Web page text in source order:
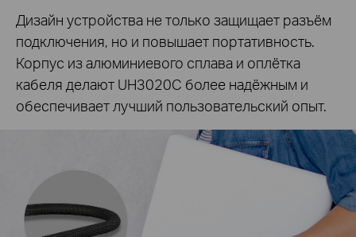
Дизайн устройства не только защищает разъём
подключения, но и повышает портативность.
Корпус из алюминиевого сплава и оплётка
кабеля делают UH3020C более надёжным и
обеспечивает лучший пользовательский опыт.